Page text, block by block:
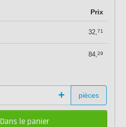
Prix
32,71
84,29
+ pièces
Dans le panier